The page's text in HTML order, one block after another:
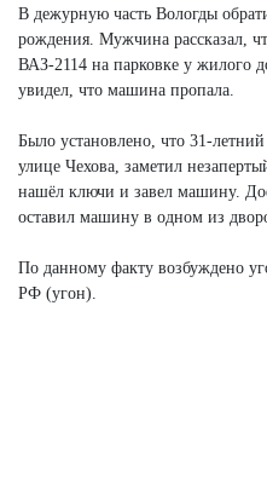
В дежурную часть Вологды
рождения. Мужчина рассказал,
ВАЗ-2114 на парковке у жилого
увидел, что машина пропала.
Было установлено, что 31-
улице Чехова, заметил
нашёл ключи и завел машину.
оставил машину в одном из
По данному факту возбуждено
РФ (угон).